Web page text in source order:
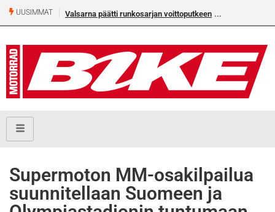
UUSIMMAT Valsarna päätti runkosarjan voittoputkeen
Supermoton MM-osakilpailua
suunnitellaan Suomeen ja